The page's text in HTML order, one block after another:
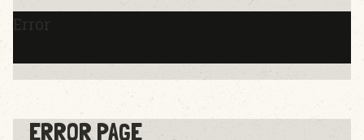
Error
ERROR PAGE